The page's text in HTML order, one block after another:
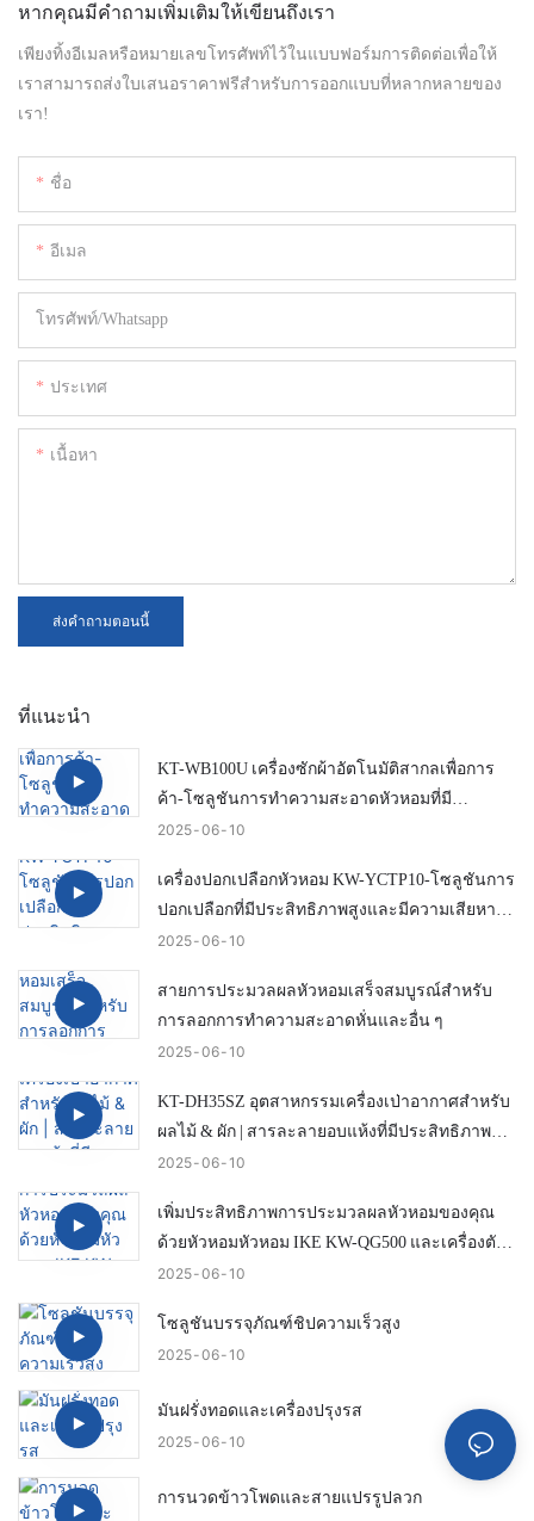
หากคุณมีคำถามเพิ่มเติมให้เขียนถึงเรา
เพียงทิ้งอีเมลหรือหมายเลขโทรศัพท์ไว้ในแบบฟอร์มการติดต่อเพื่อให้
เราสามารถส่งใบเสนอราคาฟรีสำหรับการออกแบบที่หลากหลายของ
เรา!
ชื่อ
อีเมล
โทรศัพท์/whatsapp
ประเทศ
เนื้อหา
ส่งคำถามตอนนี้
ที่แนะนำ
KT-WB100U เครื่องซักผ้าอัตโนมัติสากลเพื่อการ
ค้า-โซลูชันการทำความสะอาดหัวหอมที่มี
ประสิทธิภาพและสมาร์ท
2025 06 10
เครื่องปอกเปลือกหัวหอม KW-YCTP10-โซลูชันการ
ปอกเปลือกที่มีประสิทธิภาพสูงและมีความเสียหาย
ต่ำ
2025 06 10
สายการประมวลผลหัวหอมเสร็จสมบูรณ์สำหรับ
การลอกการทำความสะอาดหั่นและอื่น ๆ
2025 06 10
KT-DH35SZ อุตสาหกรรมเครื่องเป่าอากาศสำหรับ
ผลไม้ & ผัก | สารละลายอบแห้งที่มีประสิทธิภาพ
โดยไอค์
2025 06 10
เพิ่มประสิทธิภาพการประมวลผลหัวหอมของคุณ
ด้วยหัวหอมหัวหอม IKE KW-QG500 และเครื่องตัด
หาง
2025 06 10
โซลูชันบรรจุภัณฑ์ชิปความเร็วสูง
2025 06 10
มันฝรั่งทอดและเครื่องปรุงรส
2025 06 10
การนวดข้าวโพดและสายแปรรูปลวก